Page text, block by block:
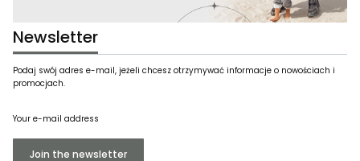
Newsletter
Podaj swój adres e-mail, jeżeli chcesz otrzymywać informacje o nowościach i
promocjach.
Your e-mail address
Join the newsletter